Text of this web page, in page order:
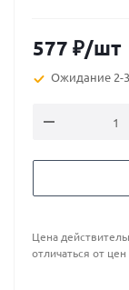
577 ₽/шт
Ожидание 2-
Цена
отличаться от